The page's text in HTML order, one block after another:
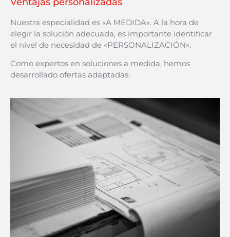
Nuestra especialidad es «A MEDIDA». A la hora de
elegir la solución adecuada, es importante identificar
el nivel de necesidad de «PERSONALIZACIÓN».
Como expertos en soluciones a medida, hemos
desarrollado ofertas adaptadas: